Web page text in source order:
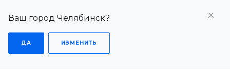
Ваш город Челябинск?
ДА ИЗМЕНИТЬ